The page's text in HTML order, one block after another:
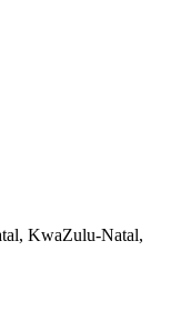
KwaZulu-Natal,